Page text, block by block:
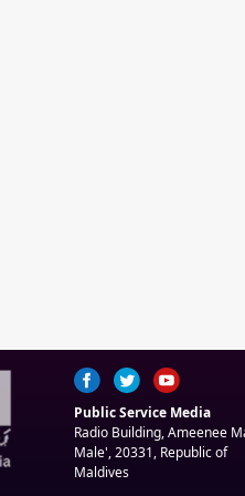
Public Service Media
Radio Building, Ameenee
Male', 20331, Republic of
Maldives